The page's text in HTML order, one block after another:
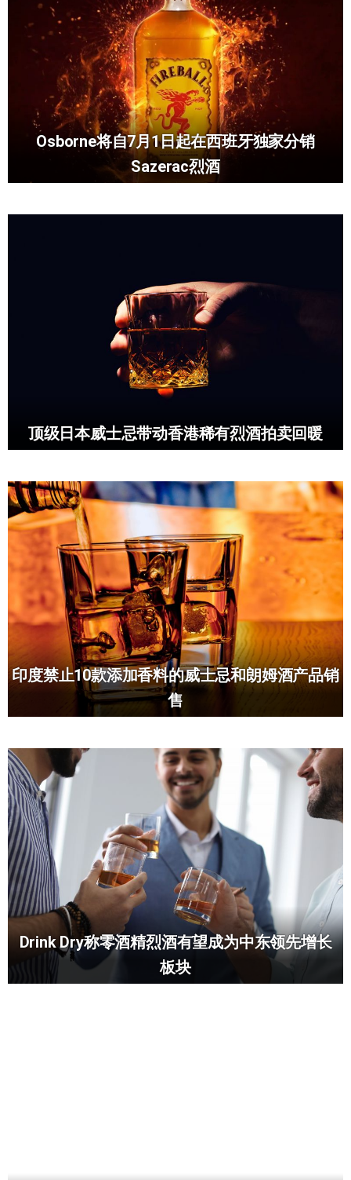
Osborne将自7月1日起在西班牙独家分销
Sazerac烈酒
顶级日本威士忌带动香港稀有烈酒拍卖回暖
印度禁止10款添加香料的威士忌和朗姆酒产品销
售
Drink Dry称零酒精烈酒有望成为中东领先增长
板块